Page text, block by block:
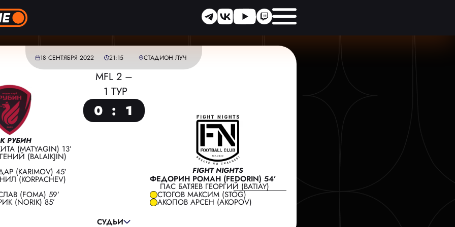
18 СЕНТЯБРЯ 2022 21:15 СТАДИОН ЛУЧ
РУБИН
(MATYAGIN) 13’
(BALAIKJIN)
(KARIMOV) 45’
(KORPACHEV)
(FOMA) 59’
(NORIK) 85’
MFL 2 –
1 ТУР
0 : 1
СУДЬИ
ФЕДОРИН РОМАН (FEDORIN) 54’
ПАС БАТЯЕВ ГЕОРГИЙ (BATIAY)
СТОГОВ МАКСИМ (STOG)
АКОПОВ АРСЕН (AKOPOV)
FIGHT NIGHTS
ГЛАВНЫЙ СУДЬЯ:
ЗОБОВ МАКСИМ
ПОМОЩНИК СУДЬИ:
ТРОШИН СЕРГЕЙ